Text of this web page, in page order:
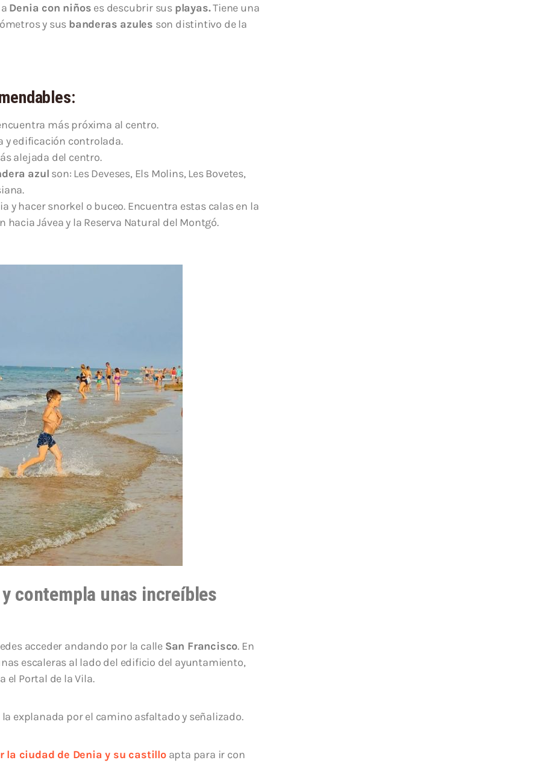
Denia con niños es descubrir sus playas.Tiene una
y sus banderas azules son distintivo de la
más próxima al centro.
y edificación controlada.
alejada del centro.
azul son: Les Deveses, Els Molins, Les Bovetes,
y hacer snorkel o buceo. Encuentra estas calas en la
Jávea y la Reserva Natural del Montgó.
contempla unas increíbles
acceder andando por la calle San Francisco. En
escaleras al lado del edificio del ayuntamiento,
el Portal de la Vila.
explanada por el camino asfaltado y señalizado.
la ciudad de Denia y su castilloapta para ir con